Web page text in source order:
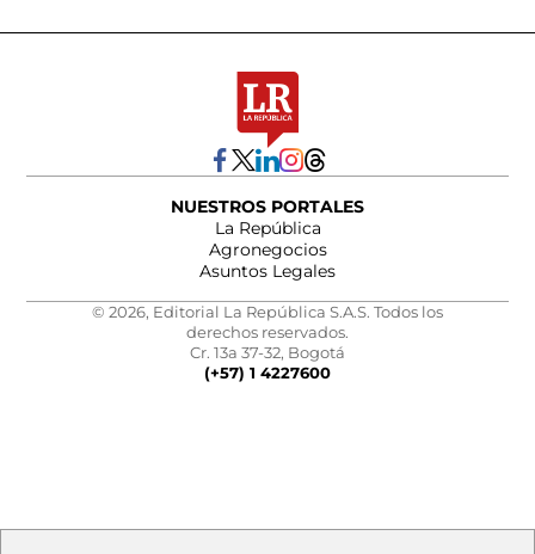
NUESTROS PORTALES
La República
Agronegocios
Asuntos Legales
© 2026, Editorial La República S.A.S. Todos los
derechos reservados.
Cr. 13a 37-32, Bogotá
(+57) 1 4227600